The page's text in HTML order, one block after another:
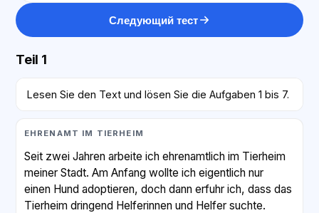
Следующий тест
Teil 1
Lesen Sie den Text und lösen Sie die Aufgaben 1 bis 7.
EHRENAMT IM TIERHEIM
Seit zwei Jahren arbeite ich ehrenamtlich im Tierheim
meiner Stadt. Am Anfang wollte ich eigentlich nur
einen Hund adoptieren, doch dann erfuhr ich, dass das
Tierheim dringend Helferinnen und Helfer suchte.